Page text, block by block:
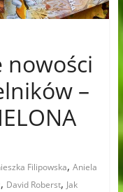
nowości
–
Filipowska, Aniela
, David Roberst, Jak